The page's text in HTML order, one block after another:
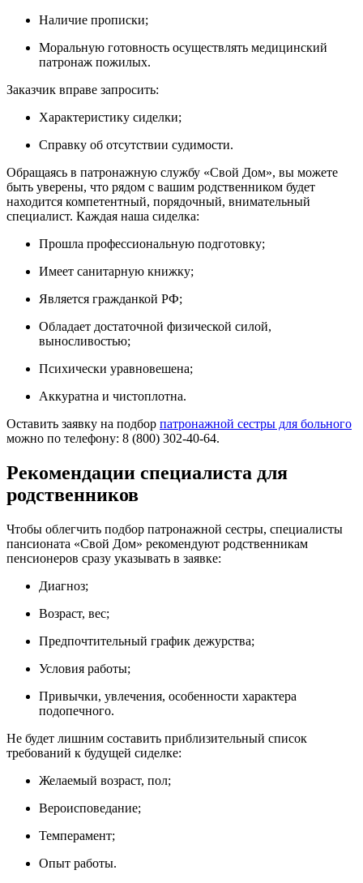
Наличие прописки;
Моральную готовность осуществлять медицинский
патронаж пожилых.
Заказчик вправе запросить:
Характеристику сиделки;
Справку об отсутствии судимости.
Обращаясь в патронажную службу «Свой Дом», вы можете
быть уверены, что рядом с вашим родственником будет
находится компетентный, порядочный, внимательный
специалист. Каждая наша сиделка:
Прошла профессиональную подготовку;
Имеет санитарную книжку;
Является гражданкой РФ;
Обладает достаточной физической силой,
выносливостью;
Психически уравновешена;
Аккуратна и чистоплотна.
Оставить заявку на подбор патронажной сестры для больного
можно по телефону: 8 (800) 302-40-64.
Рекомендации специалиста для
родственников
Чтобы облегчить подбор патронажной сестры, специалисты
пансионата «Свой Дом» рекомендуют родственникам
пенсионеров сразу указывать в заявке:
Диагноз;
Возраст, вес;
Предпочтительный график дежурства;
Условия работы;
Привычки, увлечения, особенности характера
подопечного.
Не будет лишним составить приблизительный список
требований к будущей сиделке:
Желаемый возраст, пол;
Вероисповедание;
Темперамент;
Опыт работы.